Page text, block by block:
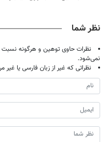
نظر شما
نظرات حاوی توهین و هرگونه
نمی‌شود.
نظراتی که غیر از زبان فارسی یا